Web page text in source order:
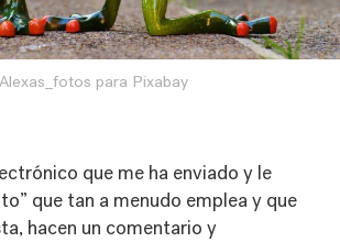
Alexas_fotos para Pixabay
que me ha enviado y le
que tan a menudo emplea y que
hacen un comentario y